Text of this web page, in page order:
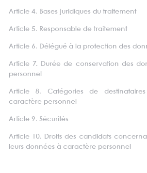
Article 4. Bases juridiques du traitement
Article 5. Responsable de traitement
Article 6. Délégué à la protection des
Article 7. Durée de conservation des
personnel
Article 8. Catégories de
caractère personnel
Article 9. Sécurités
Article 10. Droits des candidats
leurs données à caractère personnel